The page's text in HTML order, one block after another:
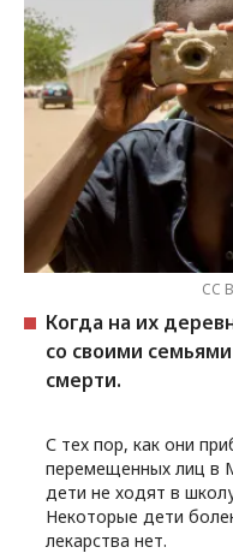
CC
Когда на их
со своими
смерти.
С тех пор, как они
перемещенных лиц в
дети не ходят в
Некоторые дети
лекарства нет.